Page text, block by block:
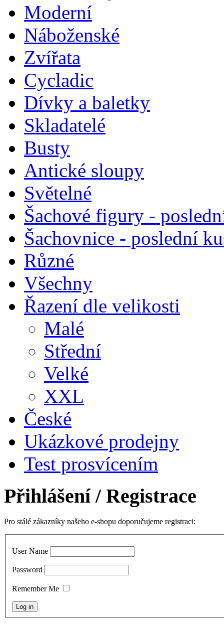
Moderní
Náboženské
Zvířata
Cycladic
Dívky a baletky
Skladatelé
Busty
Antické sloupy
Světelné
Šachové figury -
Šachovnice - poslední
Různé
Všechny
Řazení dle velikosti
Malé
Střední
Velké
XXL
České
Ukázkové prodejny
Test prosvícením
Přihlášení/ Registrace
Pro stálé zákazníky našeho e-shopu doporučujeme registraci:
User Name
Password
Remember Me